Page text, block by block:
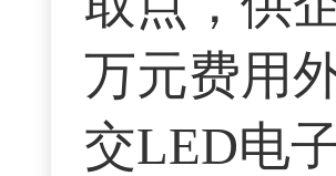
万元费用
交LED电